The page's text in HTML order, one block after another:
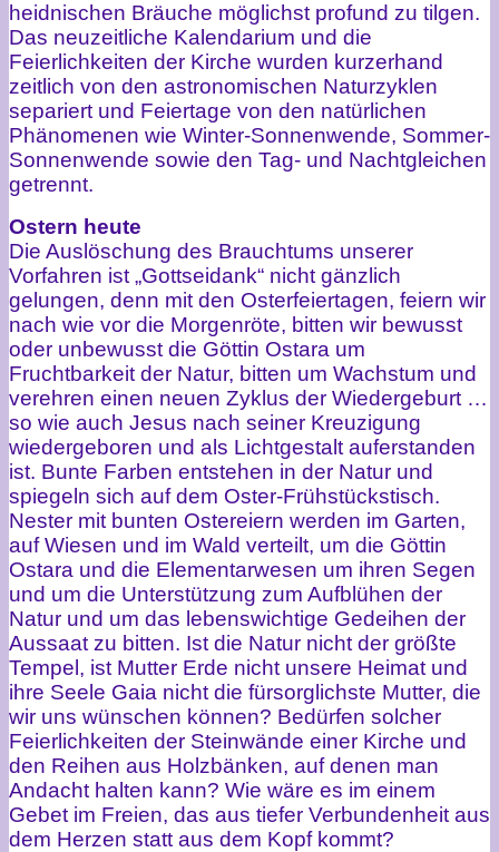
heidnischen Bräuche möglichst profund zu tilgen.
Das neuzeitliche Kalendarium und die
Feierlichkeiten der Kirche wurden kurzerhand
zeitlich von den astronomischen Naturzyklen
separiert und Feiertage von den natürlichen
Phänomenen wie Winter-Sonnenwende, Sommer-
Sonnenwende sowie den Tag- und Nachtgleichen
getrennt.
Ostern heute
Die Auslöschung des Brauchtums unserer
Vorfahren ist „Gottseidank“ nicht gänzlich
gelungen, denn mit den Osterfeiertagen, feiern wir
nach wie vor die Morgenröte, bitten wir bewusst
oder unbewusst die Göttin Ostara um
Fruchtbarkeit der Natur, bitten um Wachstum und
verehren einen neuen Zyklus der Wiedergeburt …
so wie auch Jesus nach seiner Kreuzigung
wiedergeboren und als Lichtgestalt auferstanden
ist. Bunte Farben entstehen in der Natur und
spiegeln sich auf dem Oster-Frühstückstisch.
Nester mit bunten Ostereiern werden im Garten,
auf Wiesen und im Wald verteilt, um die Göttin
Ostara und die Elementarwesen um ihren Segen
und um die Unterstützung zum Aufblühen der
Natur und um das lebenswichtige Gedeihen der
Aussaat zu bitten. Ist die Natur nicht der größte
Tempel, ist Mutter Erde nicht unsere Heimat und
ihre Seele Gaia nicht die fürsorglichste Mutter, die
wir uns wünschen können? Bedürfen solcher
Feierlichkeiten der Steinwände einer Kirche und
den Reihen aus Holzbänken, auf denen man
Andacht halten kann? Wie wäre es im einem
Gebet im Freien, das aus tiefer Verbundenheit aus
dem Herzen statt aus dem Kopf kommt?